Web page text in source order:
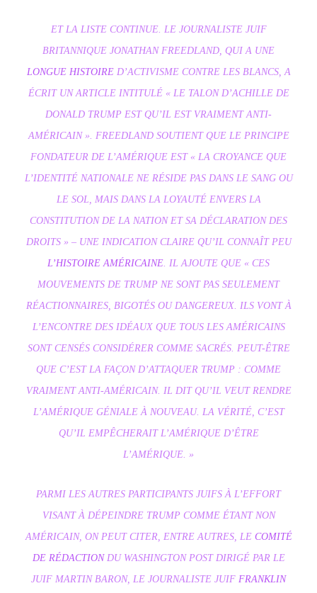
ET LA LISTE CONTINUE. LE JOURNALISTE JUIF
BRITANNIQUE JONATHAN FREEDLAND, QUI A UNE
LONGUE HISTOIRED’ACTIVISME CONTRE LES BLANCS, A
ÉCRIT UN ARTICLE INTITULÉ « LE TALON D’ACHILLE DE
DONALD TRUMP EST QU’IL EST VRAIMENT ANTI-
AMÉRICAIN ». FREEDLAND SOUTIENT QUE LE PRINCIPE
FONDATEUR DE L’AMÉRIQUE EST « LA CROYANCE QUE
L’IDENTITÉ NATIONALE NE RÉSIDE PAS DANS LE SANG OU
LE SOL, MAIS DANS LA LOYAUTÉ ENVERS LA
CONSTITUTION DE LA NATION ET SA DÉCLARATION DES
DROITS » – UNE INDICATION CLAIRE QU’IL CONNAÎT PEU
L’HISTOIRE AMÉRICAINE. IL AJOUTE QUE « CES
MOUVEMENTS DE TRUMP NE SONT PAS SEULEMENT
RÉACTIONNAIRES, BIGOTÉS OU DANGEREUX. ILS VONT À
L’ENCONTRE DES IDÉAUX QUE TOUS LES AMÉRICAINS
SONT CENSÉS CONSIDÉRER COMME SACRÉS. PEUT-ÊTRE
QUE C’EST LA FAÇON D’ATTAQUER TRUMP : COMME
VRAIMENT ANTI-AMÉRICAIN. IL DIT QU’IL VEUT RENDRE
L’AMÉRIQUE GÉNIALE À NOUVEAU. LA VÉRITÉ, C’EST
QU’IL EMPÊCHERAIT L’AMÉRIQUE D’ÊTRE
L’AMÉRIQUE. »
PARMI LES AUTRES PARTICIPANTS JUIFS À L’EFFORT
VISANT À DÉPEINDRE TRUMP COMME ÉTANT NON
AMÉRICAIN, ON PEUT CITER, ENTRE AUTRES, LE COMITÉ
DE RÉDACTIONDU WASHINGTON POST DIRIGÉ PAR LE
JUIF MARTIN BARON, LE JOURNALISTE JUIF FRANKLIN